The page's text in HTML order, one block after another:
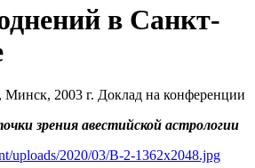
в Санкт-
Минск, 2003 г. Доклад на конференции
зрения авестийской астрологии
uploads/2020/03/В-2-1362x2048.jpg